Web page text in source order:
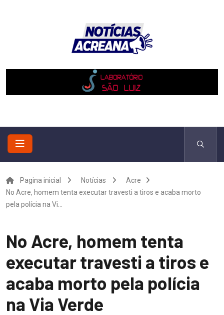
Pagina inicial Notícias
Acre
No Acre, homem tenta executar travesti a tiros e acaba morto
pela polícia na Vi...
No Acre, homem tenta
executar travesti a tiros e
acaba morto pela polícia
na Via Verde